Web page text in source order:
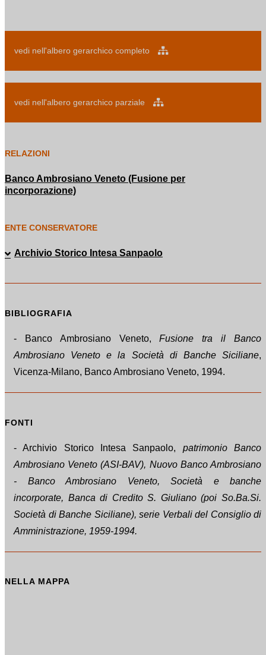
vedi nell'albero gerarchico completo
vedi nell'albero gerarchico parziale
RELAZIONI
Banco Ambrosiano Veneto (Fusione per
incorporazione)
ENTE CONSERVATORE
Archivio Storico Intesa Sanpaolo
BIBLIOGRAFIA
- Banco Ambrosiano Veneto,Fusione tra il Banco
Ambrosiano Veneto e la Società di Banche Siciliane,
Vicenza-Milano, Banco Ambrosiano Veneto, 1994.
FONTI
- Archivio Storico Intesa Sanpaolo, patrimonio Banco
Ambrosiano Veneto (ASI-BAV), Nuovo Banco Ambrosiano
- Banco Ambrosiano Veneto, Società e banche
incorporate, Banca di Credito S. Giuliano (poi So.Ba.Si.
Società di Banche Siciliane), serie Verbali del Consiglio di
Amministrazione, 1959-1994.
NELLA MAPPA